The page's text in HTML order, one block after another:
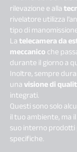
rilevazione e alla
rivelatore utilizza
tipo di
Latelecamera da
meccanicoche
durante il giorno a
Inoltre, sempre
unavisione di
integrati.
Questi sono solo
il tuo ambiente, ma
suo interno prodotti
specifiche.